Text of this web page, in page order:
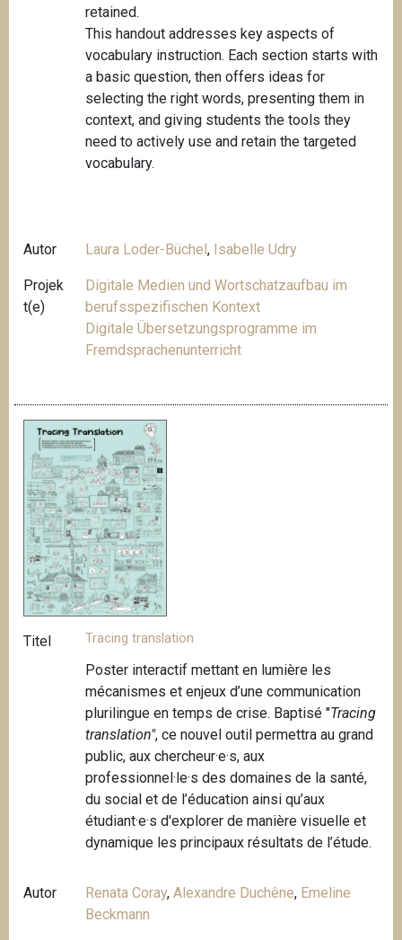
retained.
This handout addresses key aspects of
vocabulary instruction. Each section starts with
a basic question, then offers ideas for
selecting the right words, presenting them in
context, and giving students the tools they
need to actively use and retain the targeted
vocabulary.
Autor Laura Loder-Büchel, Isabelle Udry
Projek
t(e)
Digitale Medien und Wortschatzaufbau im
berufsspezifischen Kontext
Digitale Übersetzungsprogramme im
Fremdsprachenunterricht
Titel Tracing translation
Poster interactif mettant en lumière les
mécanismes et enjeux d’une communication
plurilingue en temps de crise. Baptisé "Tracing
translation", ce nouvel outil permettra au grand
public, aux chercheur·e·s, aux
professionnel·le·s des domaines de la santé,
du social et de l’éducation ainsi qu’aux
étudiant·e·s d'explorer de manière visuelle et
dynamique les principaux résultats de l’étude.
Autor Renata Coray,Alexandre Duchêne, Emeline
Beckmann